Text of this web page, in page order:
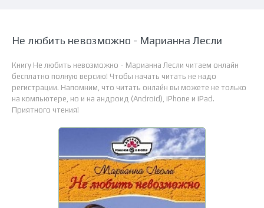
Не любить невозможно - Марианна Лесли
Книгу Не любить невозможно - Марианна Лесли читаем онлайн
бесплатно полную версию! Чтобы начать читать не надо
регистрации. Напомним, что читать онлайн вы можете не только
на компьютере, но и на андроид (Android), iPhone и iPad.
Приятного чтения!